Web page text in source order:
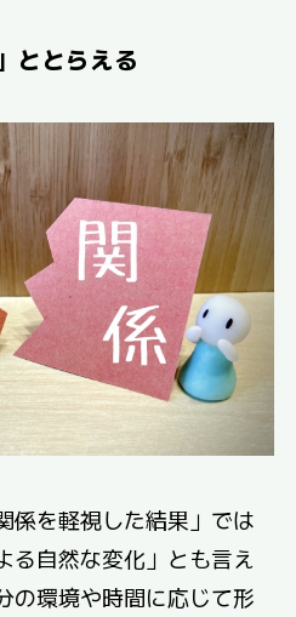
ととらえる
係を軽視した結果」では
る自然な変化」とも言え
の環境や時間に応じて形